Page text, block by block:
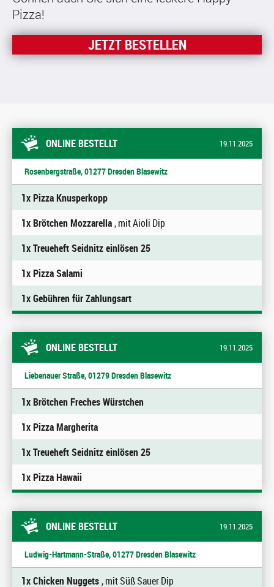
Pizza!
JETZT BESTELLEN
ONLINE BESTELLT 19.11.2025
Rosenbergstraße, 01277 Dresden Blasewitz
1x Pizza Knusperkopp
1x Brötchen Mozzarella, mit Aioli Dip
1x Treueheft Seidnitz einlösen 25
1x Pizza Salami
1x Gebühren für Zahlungsart
ONLINE BESTELLT 19.11.2025
Liebenauer Straße, 01279 Dresden Blasewitz
1x Brötchen Freches Würstchen
1x Pizza Margherita
1x Treueheft Seidnitz einlösen 25
1x Pizza Hawaii
ONLINE BESTELLT 19.11.2025
Ludwig-Hartmann-Straße, 01277 Dresden Blasewitz
1x Chicken Nuggets, mit Süß Sauer Dip